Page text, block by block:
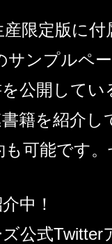
限定版に
ンプルペ
公開して
書籍を紹介
可能です
中！
ズ公式